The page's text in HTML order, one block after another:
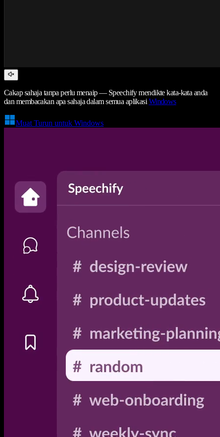
Cakap sahaja tanpa perlu menaip — Speechify mendikte kata-kata anda
dan membacakan apa sahaja dalam semua aplikasi Windows
Muat Turun untuk Windows